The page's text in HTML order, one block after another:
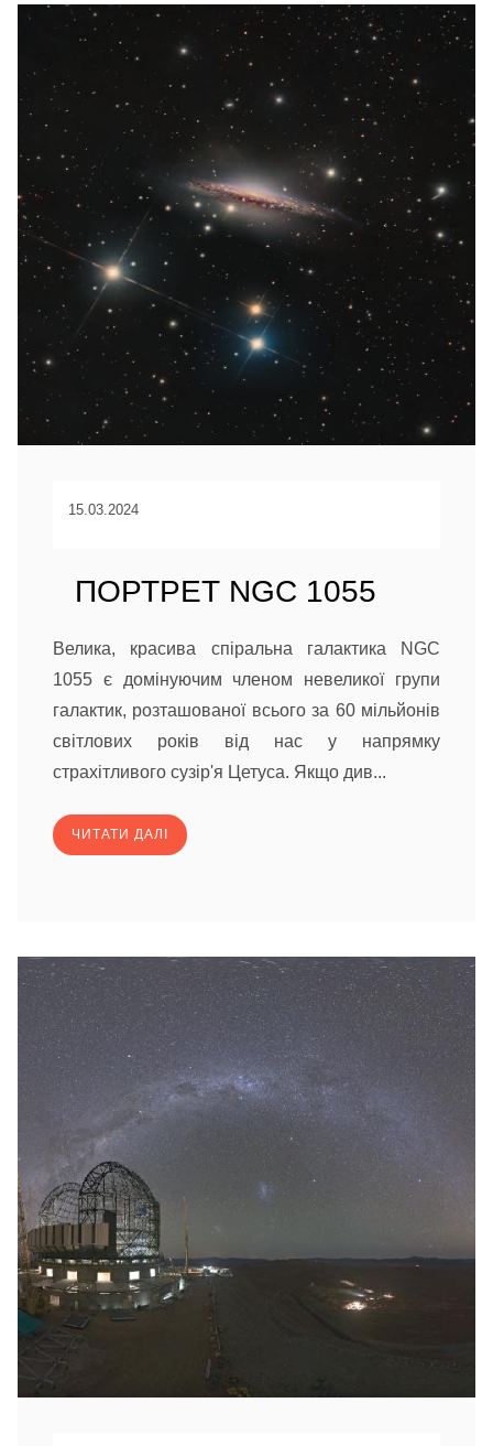
15.03.2024
ПОРТРЕТ NGC 1055
Велика, красива спіральна галактика NGC
1055 є домінуючим членом невеликої групи
галактик, розташованої всього за 60 мільйонів
світлових років від нас у напрямку
страхітливого сузір'я Цетуса. Якщо див...
ЧИТАТИ ДАЛІ